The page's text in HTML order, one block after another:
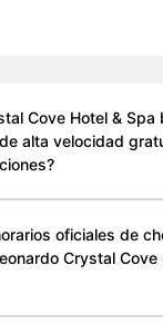
Cove Hotel & Spa
alta velocidad
oficiales de
Crystal Cove